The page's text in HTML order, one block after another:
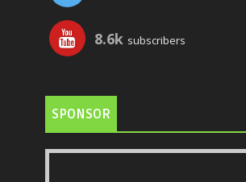
8.6k subscribers
SPONSOR